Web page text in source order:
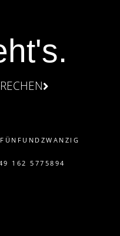
162 5775894